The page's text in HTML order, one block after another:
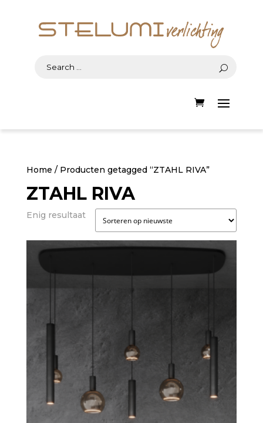
Home / Producten getagged “ZTAHL RIVA”
ZTAHL RIVA
Enig resultaat